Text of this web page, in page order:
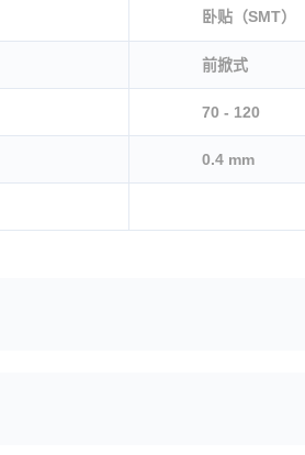
卧贴（SMT）
前掀式
70 - 120
0.4 mm